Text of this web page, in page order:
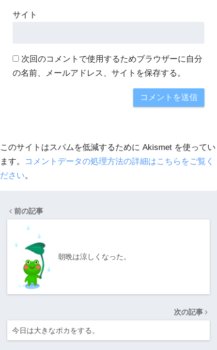
サイト
次回のコメントで使用するためブラウザーに自分
の名前、メールアドレス、サイトを保存する。
このサイトはスパムを低減するために Akismet を使ってい
ます。
コメントデータの処理方法の詳細はこちらをご覧く
ださい。
前の記事
朝晩は涼しくなった。
次の記事
今日は大きなポカをする。